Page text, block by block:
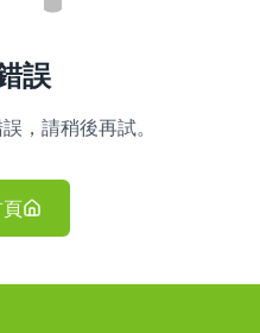
誤
，請稍後再試。